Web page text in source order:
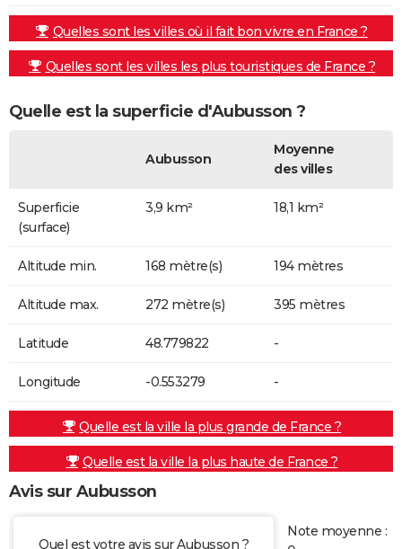
Quelles sont les villes où il fait bon vivre en France ?
Quelles sont les villes les plus touristiques de France ?
Quelle est la superficie d'Aubusson ?
Aubusson
Moyenne
des villes
Superficie
(surface)
3,9 km² 18,1 km²
Altitude min. 168 mètre(s) 194 mètres
Altitude max. 272 mètre(s) 395 mètres
Latitude 48.779822 -
Longitude -0.553279 -
Quelle est la ville la plus grande de France ?
Quelle est la ville la plus haute de France ?
Avis sur Aubusson
Quel est votre avis sur Aubusson ?
Note moyenne :